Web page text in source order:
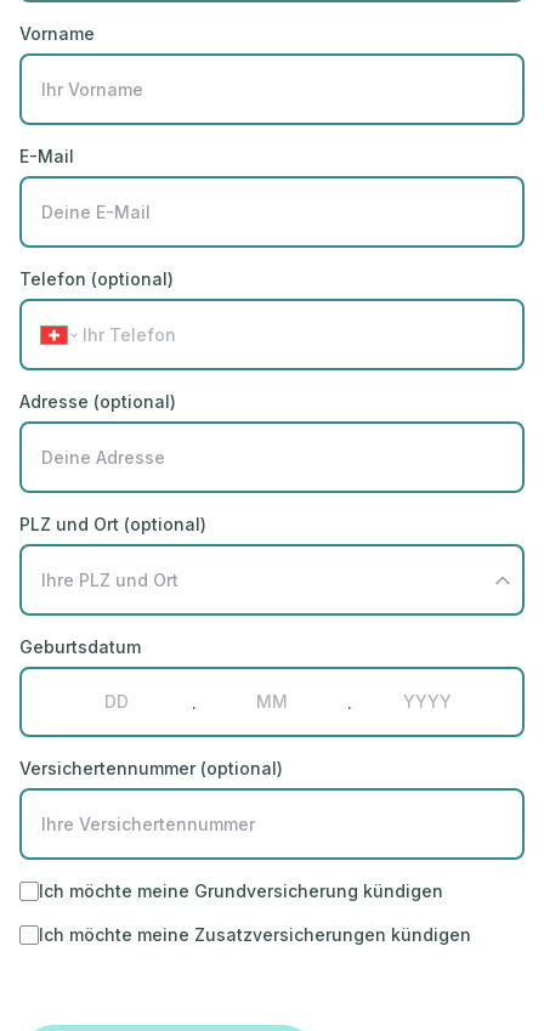
Vorname
E-Mail
Telefon (optional)
Adresse (optional)
PLZ und Ort (optional)
Geburtsdatum
. .
Versichertennummer (optional)
Ich möchte meine Grundversicherung kündigen
Ich möchte meine Zusatzversicherungen kündigen